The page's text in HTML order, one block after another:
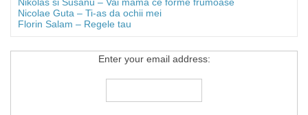
Nicolae Guta – Ti-as da ochii mei
Florin Salam – Regele tau
Enter your email address: